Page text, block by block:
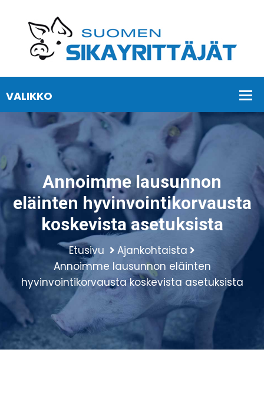
Annoimme lausunnon
eläinten hyvinvointikorvausta
koskevista asetuksista
Etusivu
Ajankohtaista
Annoimme lausunnon eläinten
hyvinvointikorvausta koskevista asetuksista